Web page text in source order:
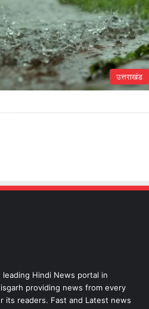
उत्तराखंड
leading Hindi News portal in
providing news from every
its readers. Fast and Latest news